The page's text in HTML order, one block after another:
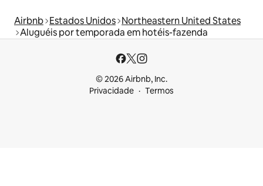
Airbnb Estados Unidos Northeastern United States
Aluguéis por temporada em hotéis-fazenda
© 2026 Airbnb, Inc.
Privacidade
Termos